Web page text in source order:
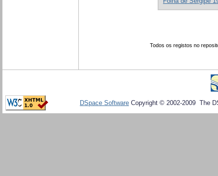
Todos os registos no
DSpace Software Copyright © 2002-2009 The